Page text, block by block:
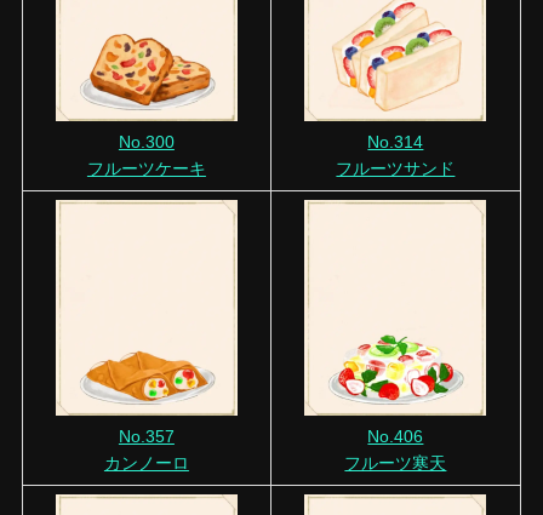
No.300
フルーツケーキ
No.314
フルーツサンド
No.357
カンノーロ
No.406
フルーツ寒天